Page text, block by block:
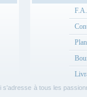
s'adresse à tous les